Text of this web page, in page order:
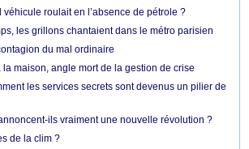
roulait en l’absence de pétrole ?
les grillons chantaient dans le métro parisien
du mal ordinaire
la maison, angle mort de la gestion de crise
les services secrets sont devenus un pilier de
ils vraiment une nouvelle révolution ?
de la clim ?